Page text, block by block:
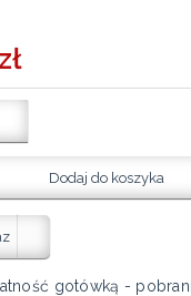
Dodaj do koszyka
gotówką -